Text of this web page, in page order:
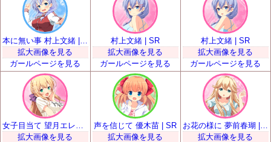
拡大画像を見る
ガールページを見る
村上文緒 | SR
拡大画像を見る
ガールページを見る
村上文緒 | SR
拡大画像を見る
ガールページを見る
拡大画像を見る
声を信じて 優木苗 | SR
拡大画像を見る
お花の様に 夢前春瑚 | SR
拡大画像を見る